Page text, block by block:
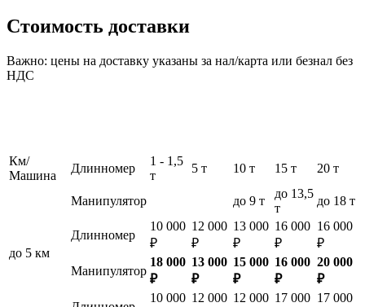
Стоимость доставки
Важно: цены на доставку указаны за нал/карта или безнал без
НДС
Км/
Машина
Длинномер
1 - 1,5
т
5 т 10 т 15 т 20 т
Манипулятор до 9 т
до 13,5
т
до 18 т
до 5 км
Длинномер
10 000
₽
12 000
₽
13 000
₽
16 000
₽
16 000
₽
Манипулятор
18 000
₽
13 000
₽
15 000
₽
16 000
₽
20 000
₽
10 000 12 000 12 000 17 000 17 000